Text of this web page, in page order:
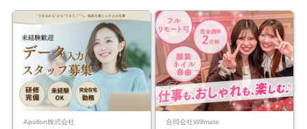
Apollon株式会社 合同会社Willmate